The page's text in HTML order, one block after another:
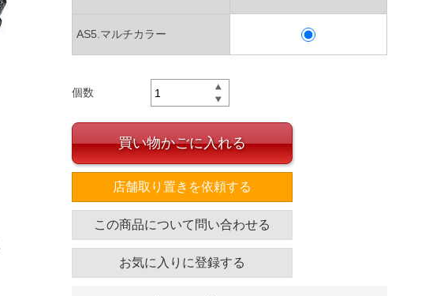
AS5.マルチカラー
個数
買い物かごに入れる
店舗取り置きを依頼する
この商品について問い合わせる
お気に入りに登録する